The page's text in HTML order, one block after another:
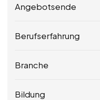
Angebotsende
Berufserfahrung
Branche
Bildung